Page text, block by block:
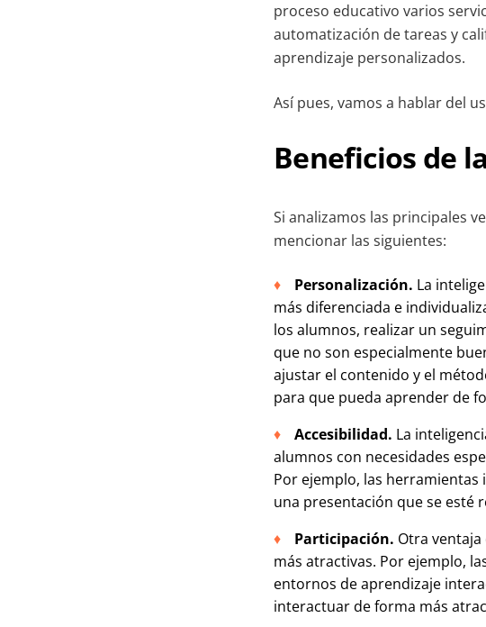
proceso educativo varios
automatización de tareas y
aprendizaje personalizados.
Así pues, vamos a hablar del
Beneficios de
Si analizamos las principales
mencionar las siguientes:
Personalización. La
más diferenciada e
los alumnos, realizar un
que no son especialmente
ajustar el contenido y el
para que pueda aprender de
Accesibilidad. La
alumnos con necesidades
Por ejemplo, las
una presentación que se esté
Participación. Otra
más atractivas. Por ejemplo,
entornos de aprendizaje
interactuar de forma más